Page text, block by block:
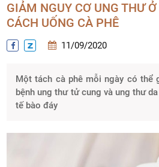
GIẢM NGUY CƠ UNG THƯ
CÁCH UỐNG CÀ PHÊ
11/09/2020
Một tách cà phê mỗi ngày có thể
bệnh ung thư tử cung và ung thư
tế bào đáy